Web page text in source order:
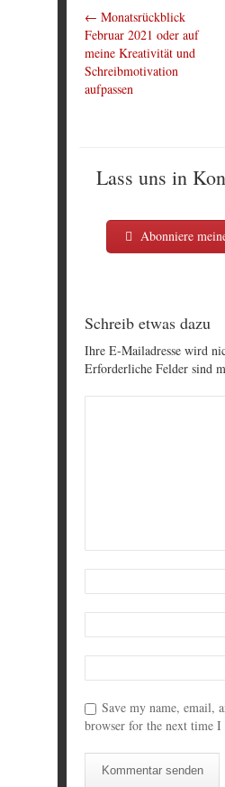
← Monatsrückblick
Februar 2021 oder auf
meine Kreativität und
Schreibmotivation
aufpassen
Lass uns in
Abonniere
Schreib etwas dazu
Ihre E-Mailadresse wird
Erforderliche Felder sind
Save my name, email,
browser for the next time I